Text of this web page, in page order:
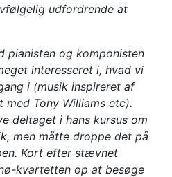
udfordrende at
pianisten og komponisten
interesseret i, hvad vi
i (musik inspireret af
med Tony Williams etc).
deltaget i hans kursus om
men måtte droppe det på
Kort efter stævnet
kvartetten op at besøge